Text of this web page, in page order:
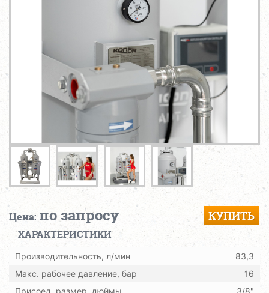
Цена: по запросу КУПИТЬ
ХАРАКТЕРИСТИКИ
Производительность, л/мин
83,3
Макс. рабочее давление, бар
16
Присоед. размер, дюймы
3/8"